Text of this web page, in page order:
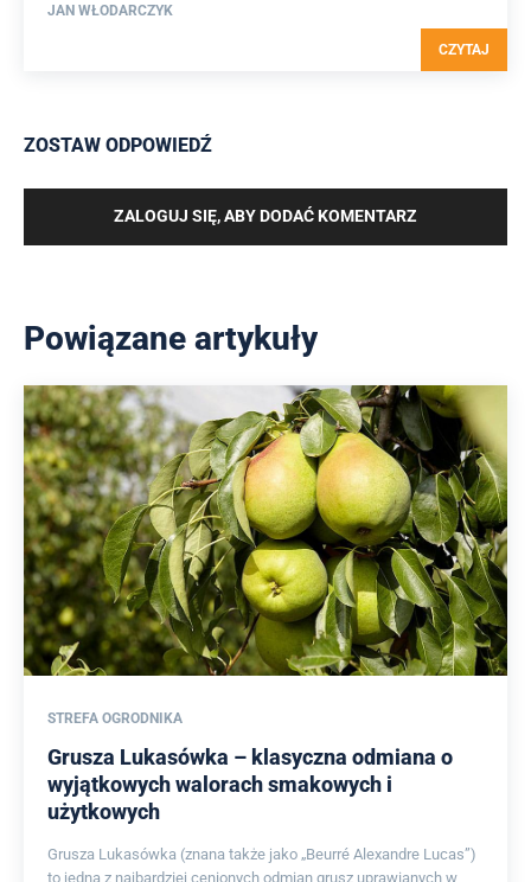
JAN WŁODARCZYK
CZYTAJ
ZOSTAW ODPOWIEDŹ
ZALOGUJ SIĘ, ABY DODAĆ KOMENTARZ
Powiązane artykuły
STREFA OGRODNIKA
Grusza Lukasówka – klasyczna odmiana o
wyjątkowych walorach smakowych i
użytkowych
Grusza Lukasówka (znana także jako „Beurré Alexandre Lucas”)
to jedna z najbardziej cenionych odmian grusz uprawianych w